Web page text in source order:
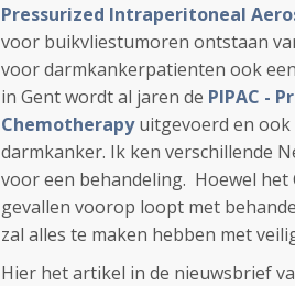
Pressurized Intraperitoneal
voor buikvliestumoren ontstaan
voor darmkankerpatienten ook een
in Gent wordt al jaren de PIPAC -
Chemotherapyuitgevoerd en ook
darmkanker. Ik ken verschillende
voor een behandeling. Hoewel
gevallen voorop loopt met
zal alles te maken hebben met
Hier het artikel in de nieuwsbrief